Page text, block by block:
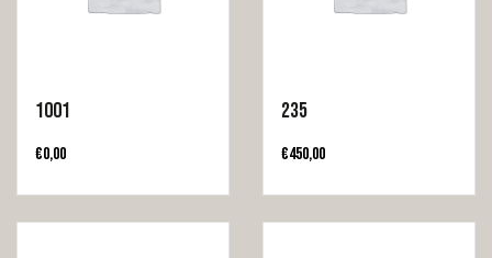
1001
€0,00
235
€450,00